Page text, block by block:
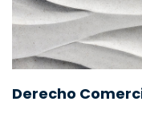
Derecho